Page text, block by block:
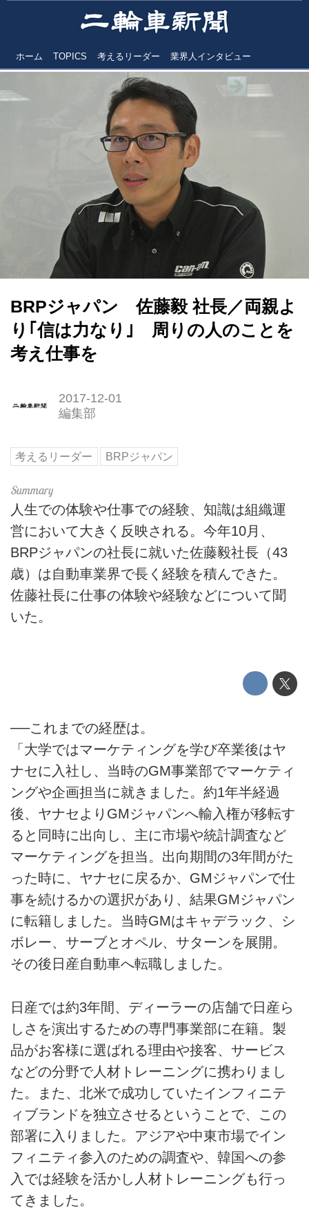
ホーム TOPICS 考えるリーダー 業界人インタビュー
BRPジャパン 佐藤毅 社長／両親よ
り｢信は力なり｣ 周りの人のことを
考え仕事を
2017-12-01
編集部
考えるリーダー BRPジャパン
人生での体験や仕事での経験、知識は組織運
営において大きく反映される。今年10月、
BRPジャパンの社長に就いた佐藤毅社長（43
歳）は自動車業界で長く経験を積んできた。
佐藤社長に仕事の体験や経験などについて聞
いた。
──これまでの経歴は。
「大学ではマーケティングを学び卒業後はヤ
ナセに入社し、当時のGM事業部でマーケティ
ングや企画担当に就きました。約1年半経過
後、ヤナセよりGMジャパンへ輸入権が移転す
ると同時に出向し、主に市場や統計調査など
マーケティングを担当。出向期間の3年間がた
った時に、ヤナセに戻るか、GMジャパンで仕
事を続けるかの選択があり、結果GMジャパン
に転籍しました。当時GMはキャデラック、シ
ボレー、サーブとオペル、サターンを展開。
その後日産自動車へ転職しました。
日産では約3年間、ディーラーの店舗で日産ら
しさを演出するための専門事業部に在籍。製
品がお客様に選ばれる理由や接客、サービス
などの分野で人材トレーニングに携わりまし
た。また、北米で成功していたインフィニテ
ィブランドを独立させるということで、この
部署に入りました。アジアや中東市場でイン
フィニティ参入のための調査や、韓国への参
入では経験を活かし人材トレーニングも行っ
てきました。